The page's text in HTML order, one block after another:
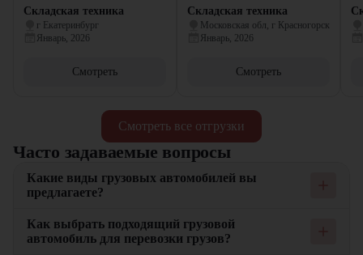
Смотреть все отгрузки
Складская техника
г Екатеринбург
Январь, 2026
Смотреть
Складская техника
Московская обл, г Красногорск
Январь, 2026
Смотреть
Часто задаваемые вопросы
Какие виды грузовых автомобилей вы
предлагаете?
включая фургоны, тягачи и самосвалы. Каждый тип
автомобилей подходит для определенных видов грузов и
Как выбрать подходящий грузовой
автомобиль для перевозки грузов?